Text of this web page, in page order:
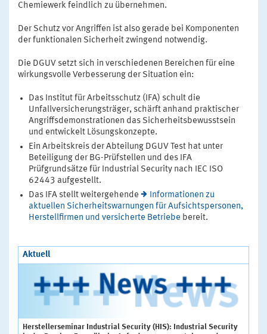
Chemiewerk feindlich zu übernehmen.
Der Schutz vor Angriffen ist also gerade bei Komponenten
der funktionalen Sicherheit zwingend notwendig.
Die DGUV setzt sich in verschiedenen Bereichen für eine
wirkungsvolle Verbesserung der Situation ein:
Das Institut für Arbeitsschutz (IFA) schult die
Unfallversicherungsträger, schärft anhand praktischer
Angriffsdemonstrationen das Sicherheitsbewusstsein
und entwickelt Lösungskonzepte.
Ein Arbeitskreis der Abteilung DGUV Test hat unter
Beteiligung der BG-Prüfstellen und des IFA
Prüfgrundsätze für Industrial Security nach IEC ISO
62443 aufgestellt.
Das IFA stellt weitergehende
Informationen zu
aktuellen Sicherheitswarnungen für Aufsichtspersonen,
Herstellfirmen und versicherte Betriebe bereit.
Aktuell
Herstellerseminar Industrial Security (HIS): Industrial Security